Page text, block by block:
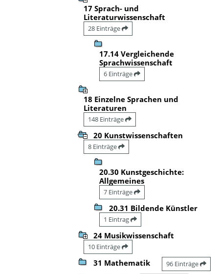
17 Sprach- und
Literaturwissenschaft
28 Einträge
17.14 Vergleichende
Sprachwissenschaft
6 Einträge
18 Einzelne Sprachen und
Literaturen
148 Einträge
20 Kunstwissenschaften
8 Einträge
20.30 Kunstgeschichte:
Allgemeines
7 Einträge
20.31 Bildende Künstler
1 Eintrag
24 Musikwissenschaft
10 Einträge
31 Mathematik 96 Einträge